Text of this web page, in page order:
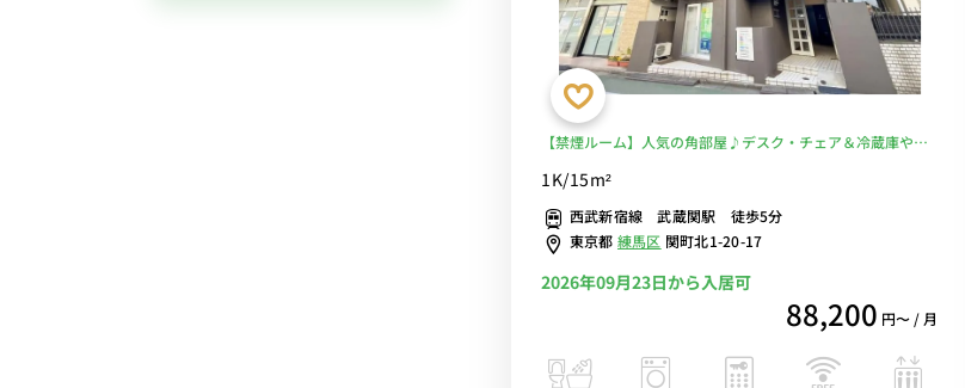
【禁煙ルーム】人気の角部屋♪デスク・チェア＆冷蔵庫や電
ォンのあるお部屋/早稲田大学東伏見キャンパスまで徒歩通学
■選べるWi-Fi格安レンタル中！
1K/15m²
西武新宿線 武蔵関駅 徒歩5分
東京都 練馬区 関町北1-20-17
2026年09月23日から入居可
88,200 円〜 / 月